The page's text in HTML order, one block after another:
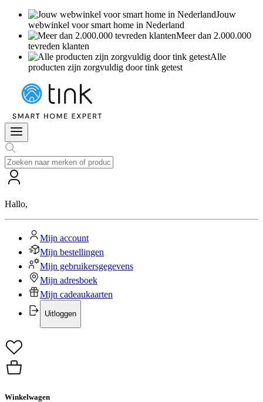
Jouw
webwinkel voor smart home in Nederland
Meer dan 2.000.000
tevreden klanten
Alle
producten zijn zorgvuldig door tink getest
Hallo,
Mijn account
Mijn bestellingen
Mijn gebruikersgegevens
Mijn adresboek
Mijn cadeaukaarten
Uitloggen
Winkelwagen